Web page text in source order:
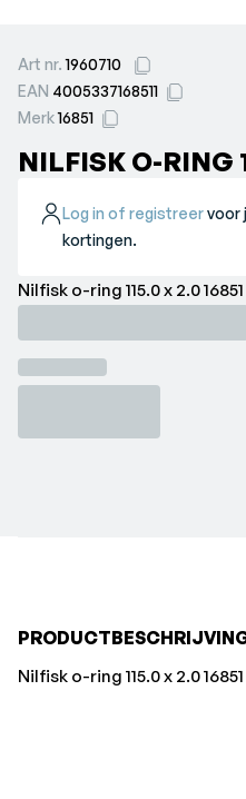
Art nr.1960710
EAN 4005337168511
Merk16851
NILFISK O-RING
Log in of registreervoor
kortingen.
Nilfisk o-ring 115.0 x 2.0 16851
Nilfisk o-ring 115.0 x 2.0 16851